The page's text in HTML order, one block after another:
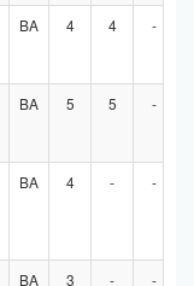
BA 4 4 -
BA 5 5 -
BA 4 - -
BA 3 - -